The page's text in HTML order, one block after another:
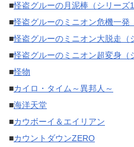
■怪盗グルーの月泥棒（シリーズ1
■怪盗グルーのミニオン危機一発
■怪盗グルーのミニオン大脱走（
■怪盗グルーのミニオン超変身（
■怪物
■カイロ・タイム～異邦人～
■海洋天堂
■カウボーイ＆エイリアン
■カウントダウンZERO